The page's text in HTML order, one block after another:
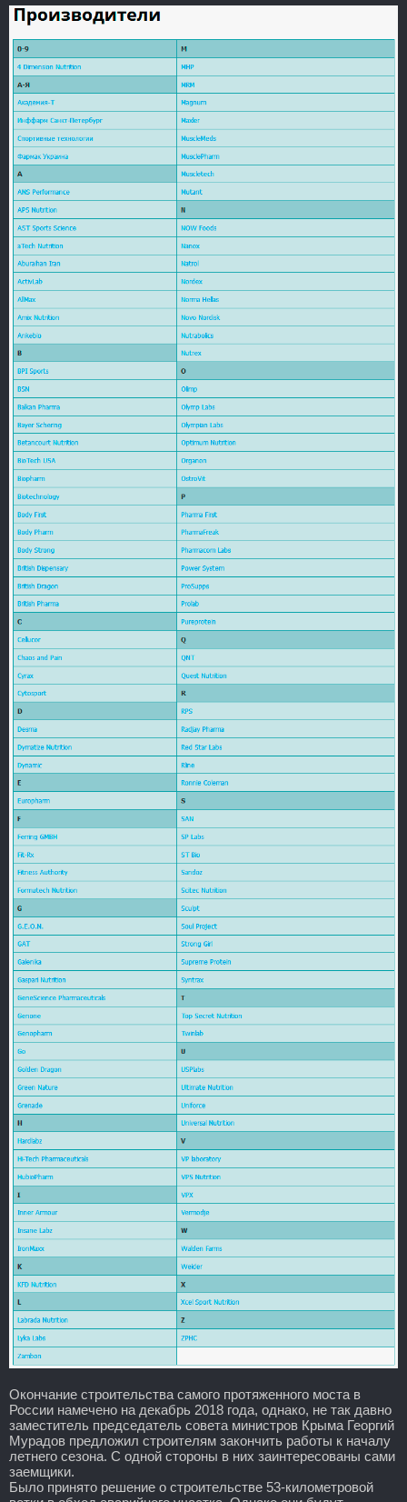
Окончание строительства самого протяженного моста в
России намечено на декабрь 2018 года, однако, не так давно
заместитель председатель совета министров Крыма Георгий
Мурадов предложил строителям закончить работы к началу
летнего сезона. С одной стороны в них заинтересованы сами
заемщики.
Было принято решение о строительстве 53-километровой